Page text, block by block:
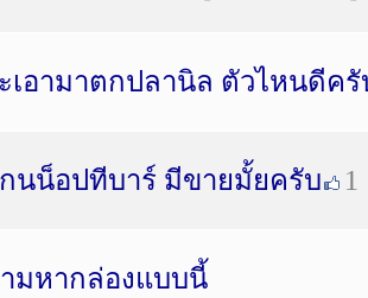
เอามาตกปลานิล ตัวไหนดีครั
นน็อปทีบาร์ มีขายมั้ยครับ 1
มหากล่องแบบนี้